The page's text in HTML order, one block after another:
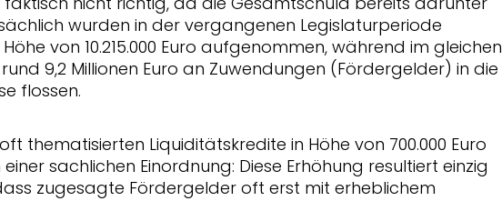
wurden in der vergangenen Legislaturperiode
von 10.215.000 Euro aufgenommen, während im gleichen
9,2 Millionen Euro an Zuwendungen (Fördergelder) in die
flossen.
thematisierten Liquiditätskredite in Höhe von 700.000 Euro
sachlichen Einordnung: Diese Erhöhung resultiert einzig
zugesagte Fördergelder oft erst mit erheblichem